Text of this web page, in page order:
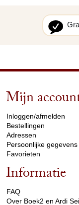
Mijn
Inloggen/afmelden
Bestellingen
Adressen
Persoonlijke gegevens
Favorieten
Informatie
FAQ
Over Boek2 en Ardi